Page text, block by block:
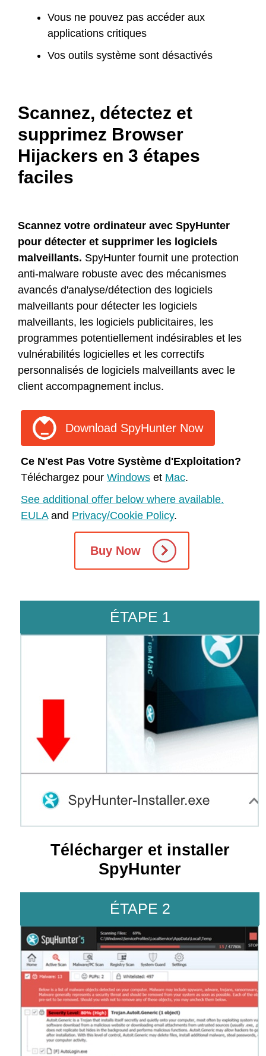
Vous ne pouvez pas accéder aux
applications critiques
Vos outils système sont désactivés
Scannez, détectez et
supprimez Browser
Hijackers en 3 étapes
faciles
Scannez votre ordinateur avec SpyHunter
pour détecter et supprimer les logiciels
malveillants. SpyHunter fournit une protection
anti-malware robuste avec des mécanismes
avancés d'analyse/détection des logiciels
malveillants pour détecter les logiciels
malveillants, les logiciels publicitaires, les
programmes potentiellement indésirables et les
vulnérabilités logicielles et les correctifs
personnalisés de logiciels malveillants avec le
client accompagnement inclus.
Download SpyHunter Now
Ce N'est Pas Votre Système d'Exploitation?
Téléchargez pour Windows et Mac.
See additional offer below where available.
EULAand Privacy/Cookie Policy.
Buy Now
ÉTAPE 1
Télécharger et installer
SpyHunter
ÉTAPE 2